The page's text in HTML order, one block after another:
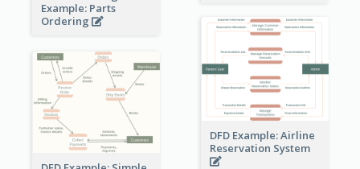
Example: Parts
Ordering
DFD Example: Airline
Reservation System